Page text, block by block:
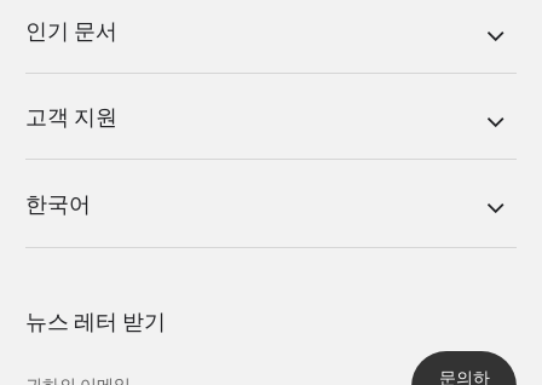
인기 문서
고객 지원
한국어
뉴스 레터 받기
문의하